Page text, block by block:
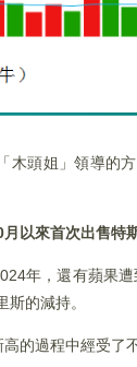
木頭姐」領導的
月以來首次出售特
年，還有蘋果
斯的減持。
的過程中經受了